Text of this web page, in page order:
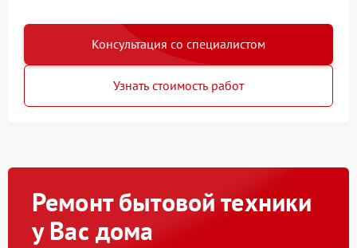
Консультация со специалистом
Узнать стоимость работ
Ремонт бытовой техники
у Вас дома